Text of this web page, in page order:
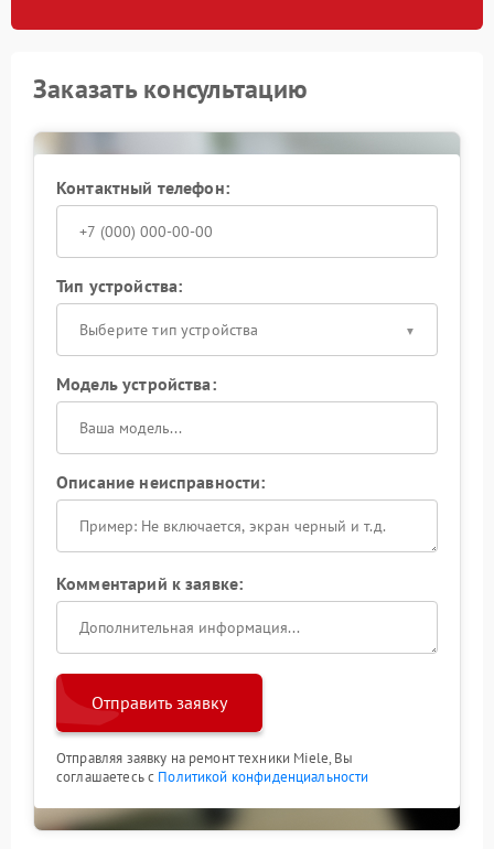
Заказать консультацию
Контактный телефон:
Тип устройства:
Выберите тип устройства
Модель устройства:
Описание неисправности:
Комментарий к заявке:
Отправить заявку
Отправляя заявку на ремонт техники Miele, Вы
соглашаетесь с Политикой конфиденциальности